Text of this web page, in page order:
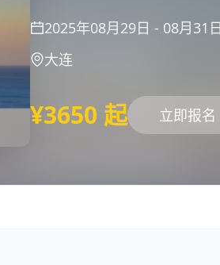
2025年08月29日 - 08月31日
大连
¥3650 起 立即报名